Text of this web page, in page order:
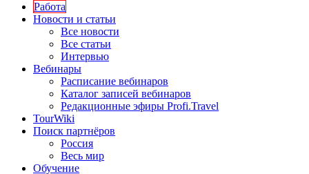
Работа
Новости и статьи
Все новости
Все статьи
Интервью
Вебинары
Расписание вебинаров
Каталог записей вебинаров
Редакционные эфиры Profi.Travel
TourWiki
Поиск партнёров
Россия
Весь мир
Обучение